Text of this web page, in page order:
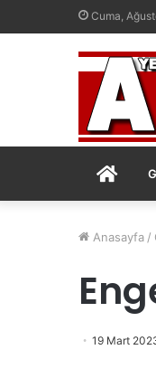
Cuma,
Anasayfa /
19 Mart